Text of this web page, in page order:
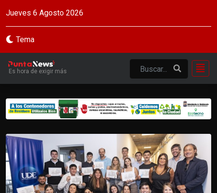
Jueves 6 Agosto 2026
Tema
Es hora de exigir más